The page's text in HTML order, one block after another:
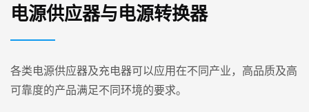
电源供应器与电源转换器
各类电源供应器及充电器可以应用在不同产业，高品质及高
可靠度的产品满足不同环境的要求。